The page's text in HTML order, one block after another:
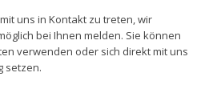
uns in Kontakt zu treten, wir
bei Ihnen melden. Sie können
verwenden oder sich direkt mit uns
setzen.